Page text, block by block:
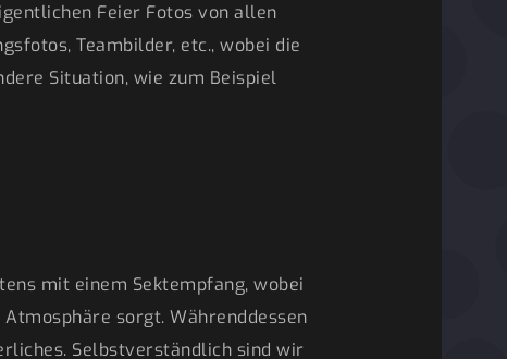
Feier Fotos von allen
Teambilder, etc., wobei die
Situation, wie zum Beispiel
mit einem Sektempfang, wobei
sorgt. Währenddessen
Selbstverständlich sind wir